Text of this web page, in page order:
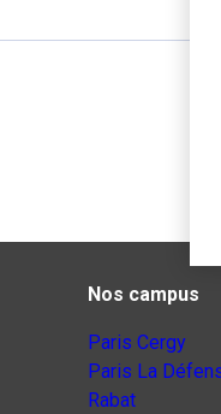
Nos campus
Paris Cergy
Paris La
Rabat